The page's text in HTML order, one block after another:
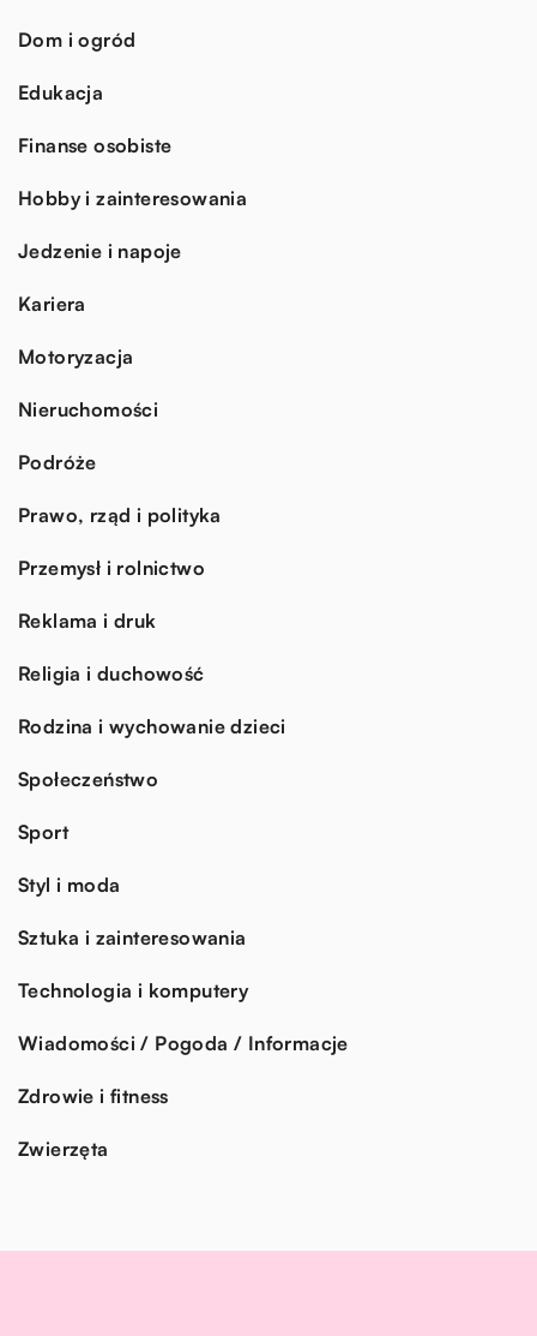
Dom i ogród
Edukacja
Finanse osobiste
Hobby i zainteresowania
Jedzenie i napoje
Kariera
Motoryzacja
Nieruchomości
Podróże
Prawo, rząd i polityka
Przemysł i rolnictwo
Reklama i druk
Religia i duchowość
Rodzina i wychowanie dzieci
Społeczeństwo
Sport
Styl i moda
Sztuka i zainteresowania
Technologia i komputery
Wiadomości / Pogoda / Informacje
Zdrowie i fitness
Zwierzęta